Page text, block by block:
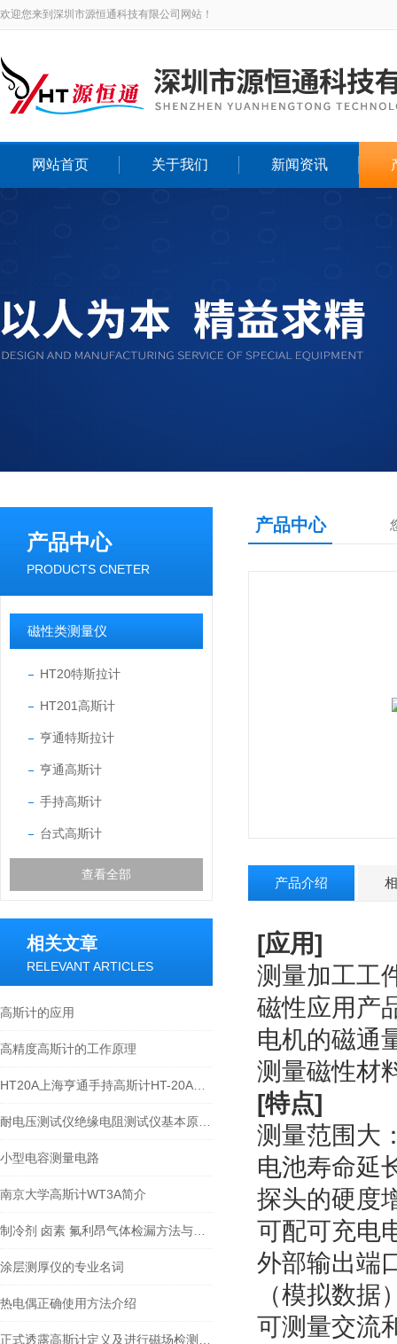
欢迎您来到深圳市源恒通科技有限公司网站！
网站首页 关于我们 新闻资讯
产品中心
PRODUCTS CNETER
磁性类测量仪
HT20特斯拉计
HT201高斯计
亨通特斯拉计
亨通高斯计
手持高斯计
台式高斯计
查看全部
相关文章
RELEVANT ARTICLES
高斯计的应用
高精度高斯计的工作原理
小型电容测量电路
南京大学高斯计WT3A简介
涂层测厚仪的专业名词
热电偶正确使用方法介绍
产品中心
产品介绍
[应用]
测量加工工
磁性应用产
电机的磁通
测量磁性材
[特点]
测量范围大
电池寿命延
探头的硬度
可配可充电
外部输出端
（模拟数据
可测量交流